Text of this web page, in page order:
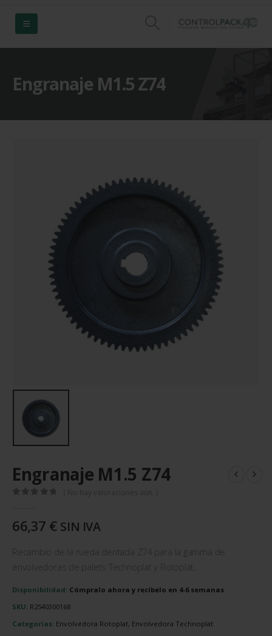
Engranaje M1.5 Z74
Engranaje M1.5 Z74
66,37 € SIN IVA
Recambio de la rueda dentada Z74 para la gamma de
envolvedoras de palets Technoplat y Rotoplat.
Disponibilidad: Cómpralo ahora y recíbelo en 4-6 semanas
SKU: R2540300168
Categorías: Envolvedora Rotoplat, Envolvedora Technoplat